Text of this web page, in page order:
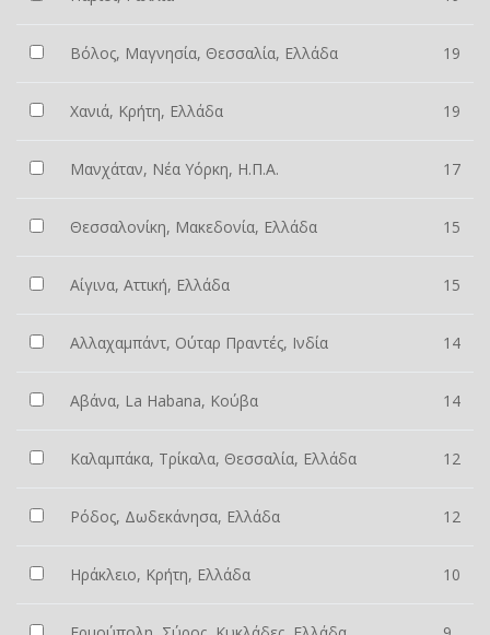
Βόλος, Μαγνησία, Θεσσαλία, Ελλάδα 19
Χανιά, Κρήτη, Ελλάδα 19
Μανχάταν, Νέα Υόρκη, Η.Π.Α. 17
Θεσσαλονίκη, Μακεδονία, Ελλάδα 15
Αίγινα, Αττική, Ελλάδα 15
Αλλαχαμπάντ, Ούταρ Πραντές, Ινδία 14
Αβάνα, La Habana, Κούβα 14
Καλαμπάκα, Τρίκαλα, Θεσσαλία, Ελλάδα 12
Ρόδος, Δωδεκάνησα, Ελλάδα 12
Ηράκλειο, Κρήτη, Ελλάδα 10